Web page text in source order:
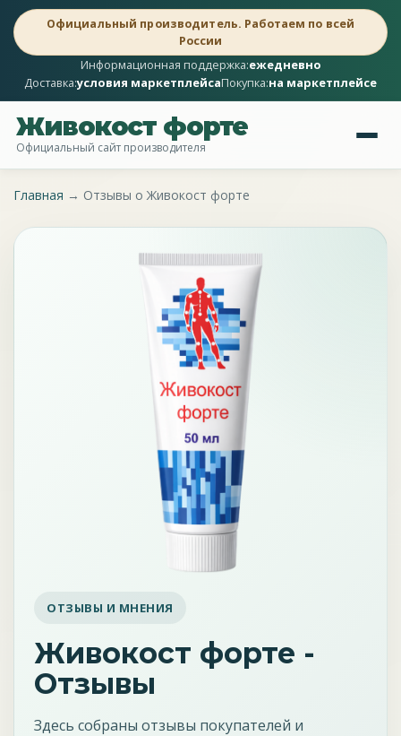
Официальный производитель. Работаем по всей
России
Информационная поддержка:ежедневно
Доставка:условия маркетплейсаПокупка:на маркетплейсе
Живокост форте
Официальный сайт производителя
Главная → Отзывы о Живокост форте
ОТЗЫВЫ И МНЕНИЯ
Живокост форте -
Отзывы
Здесь собраны отзывы покупателей и